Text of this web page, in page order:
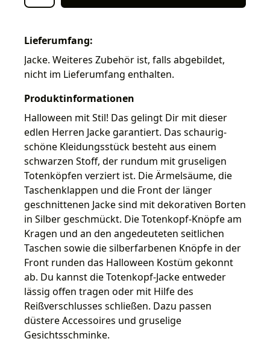
Lieferumfang:
Jacke. Weiteres Zubehör ist, falls abgebildet,
nicht im Lieferumfang enthalten.
Produktinformationen
Halloween mit Stil! Das gelingt Dir mit dieser
edlen Herren Jacke garantiert. Das schaurig-
schöne Kleidungsstück besteht aus einem
schwarzen Stoff, der rundum mit gruseligen
Totenköpfen verziert ist. Die Ärmelsäume, die
Taschenklappen und die Front der länger
geschnittenen Jacke sind mit dekorativen Borten
in Silber geschmückt. Die Totenkopf-Knöpfe am
Kragen und an den angedeuteten seitlichen
Taschen sowie die silberfarbenen Knöpfe in der
Front runden das Halloween Kostüm gekonnt
ab. Du kannst die Totenkopf-Jacke entweder
lässig offen tragen oder mit Hilfe des
Reißverschlusses schließen. Dazu passen
düstere Accessoires und gruselige
Gesichtsschminke.